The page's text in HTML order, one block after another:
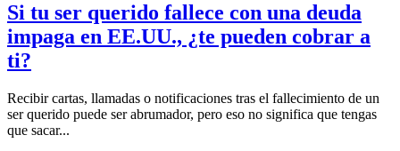
Si tu ser querido fallece con una deuda
impaga en EE.UU., ¿te pueden cobrar a
ti?
Recibir cartas, llamadas o notificaciones tras el fallecimiento de un
ser querido puede ser abrumador, pero eso no significa que tengas
que sacar...